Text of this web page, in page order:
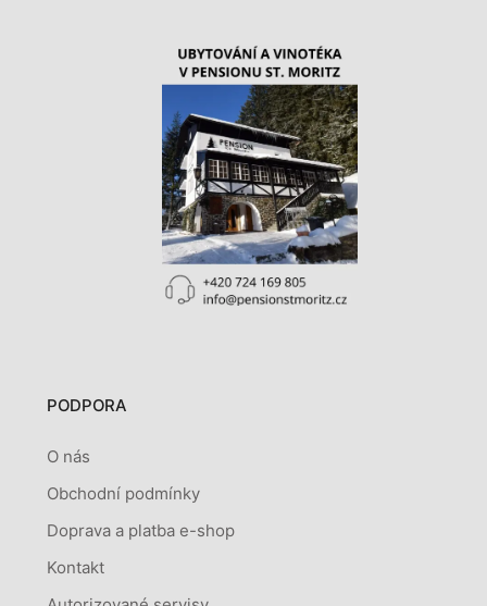
PODPORA
O nás
Obchodní podmínky
Doprava a platba e-shop
Kontakt